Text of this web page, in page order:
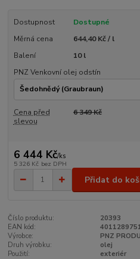
Dostupnost
Dostupné
Měrná cena
644,40 Kč / l
Balení
10 l
PNZ Venkovní olej odstín
Cena před
slevou
6 349 Kč
6 444 Kč/ks
5 326 Kč bez DPH
Přidat do
Číslo produktu:
20393
EAN kód:
Výrobce:
PNZ
Druh výrobku:
olej
Použití:
exteriér